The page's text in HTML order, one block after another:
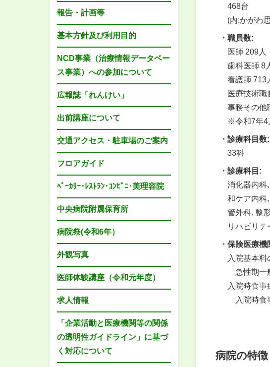
468台
(内:かがわ
職員数:
医師 209人
歯科医師 8
看護師 713
医療技術職
事務その他
※令和7年4
診療科目数:
33科
診療科目:
消化器内科
和ケア内科
管外科､整
リハビリ
保険医療機
入院基本料
急性期一
入院時食事
入院時食
病院の特徴
報告・計画等
基本方針及び利用目的
NCD事業（治療情報データベー
ス事業）への参加について
広報誌「れんけい」
出前講座について
交通アクセス・駐車場のご案内
フロアガイド
ﾍﾞｰｶﾘｰ･ﾚｽﾄﾗﾝ･ｺﾝﾋﾞﾆ･美理容院
中央病院附属保育所
病院祭(令和6年）
外観写真
医師体験講座（令和元年度）
求人情報
「企業活動と医療機関等の関係
の透明性ガイドライン」に基づ
く対応について